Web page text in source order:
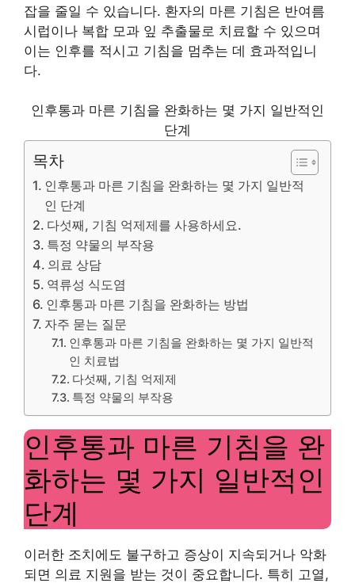
잡을 줄일 수 있습니다. 환자의 마른 기침은 반여름
시럽이나 복합 모과 잎 추출물로 치료할 수 있으며
이는 인후를 적시고 기침을 멈추는 데 효과적입니
다.
인후통과 마른 기침을 완화하는 몇 가지 일반적인
단계
목차
인후통과 마른 기침을 완화하는 몇 가지 일반적
인 단계
다섯째, 기침 억제제를 사용하세요.
특정 약물의 부작용
의료 상담
역류성 식도염
인후통과 마른 기침을 완화하는 방법
자주 묻는 질문
인후통과 마른 기침을 완화하는 몇 가지 일반적
인 치료법
다섯째, 기침 억제제
특정 약물의 부작용
인후통과 마른 기침을 완
화하는 몇 가지 일반적인
단계
이러한 조치에도 불구하고 증상이 지속되거나 악화
되면 의료 지원을 받는 것이 중요합니다. 특히 고열,